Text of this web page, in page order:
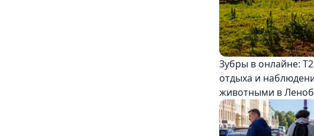
Зубры в онлайне:
отдыха и
животными в